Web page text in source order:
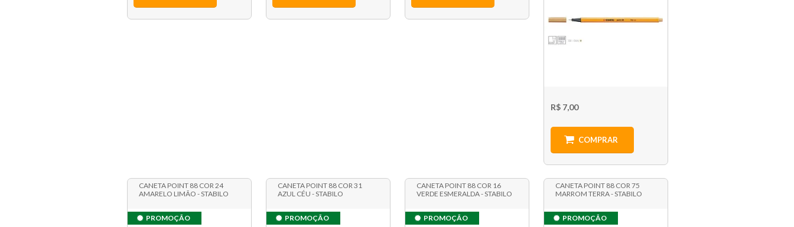
R$ 7,00
COMPRAR
CANETA POINT 88 COR 24
AMARELO LIMÃO - STABILO
PROMOÇÃO
CANETA POINT 88 COR 31
AZUL CÉU - STABILO
PROMOÇÃO
CANETA POINT 88 COR 16
VERDE ESMERALDA - STABILO
PROMOÇÃO
CANETA POINT 88 COR 75
MARROM TERRA - STABILO
PROMOÇÃO